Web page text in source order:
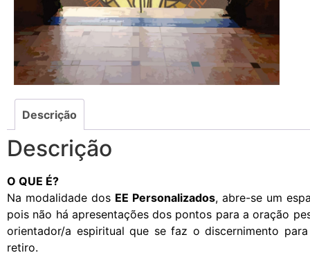
Descrição
Descrição
O QUE É?
Na modalidade dos EE Personalizados, abre-se um
pois não há apresentações dos pontos para a oração
orientador/a espiritual que se faz o discernimento
retiro.